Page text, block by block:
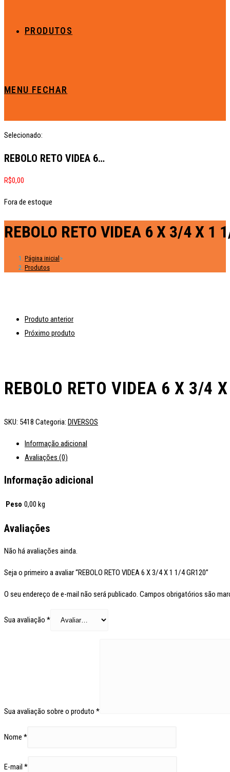
PRODUTOS
MENU FECHAR
Selecionado:
REBOLO RETO VIDEA 6…
R$0,00
Fora de estoque
REBOLO RETO VIDEA 6 X 3/4 X 1
Página inicial >
Produtos
Produto anterior
Próximo produto
REBOLO RETO VIDEA 6 X 3/4
SKU: 5418 Categoria: DIVERSOS
Informação adicional
Avaliações (0)
Informação adicional
Peso 0,00 kg
Avaliações
Não há avaliações ainda.
Seja o primeiro a avaliar “REBOLO RETO VIDEA 6 X 3/4 X 1 1/4 GR120”
O seu endereço de e-mail não será publicado. Campos obrigatórios são
Sua avaliação *
Sua avaliação sobre o produto *
Nome *
E-mail *